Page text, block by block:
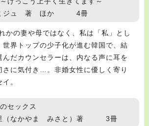
ジュ 著 ほか 4冊
かの妻や母ではなく、私は「私」とし
世界トップの少子化が進む韓国で、結
んだカウンセラーは、内なる声に耳を
さに気付き…。非婚女性に優しく寄り
。
セックス
なかやま みさと）著 3冊